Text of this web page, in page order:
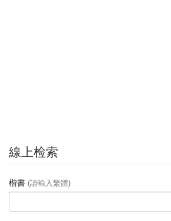
線上检索
楷書 (請輸入繁體)